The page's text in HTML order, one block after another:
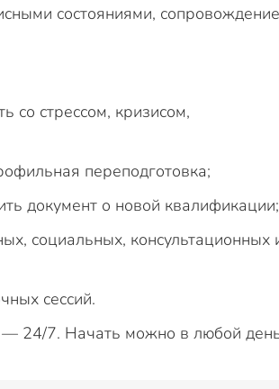
состояниями,
со стрессом, кризисом,
переподготовка;
документ о новой квалификации;
социальных, консультационных
сессий.
— 24/7. Начать можно в любой